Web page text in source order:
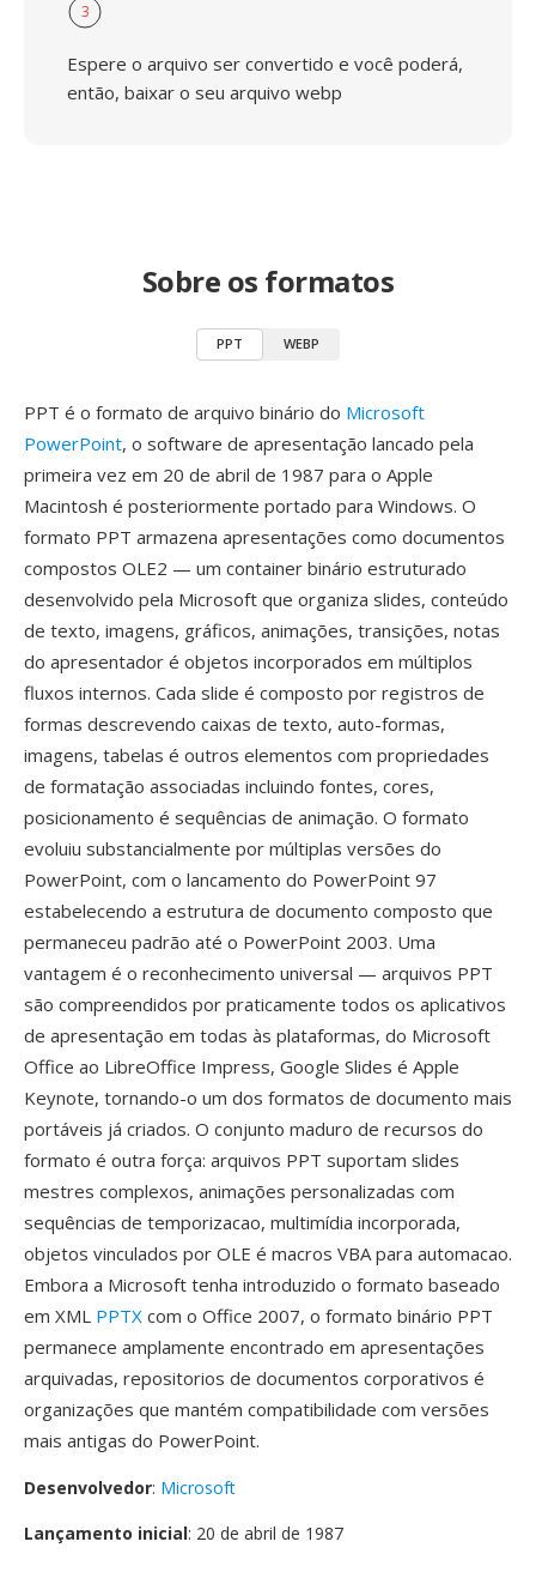
3
Espere o arquivo ser convertido e você poderá,
então, baixar o seu arquivo webp
Sobre os formatos
PPT WEBP
PPT é o formato de arquivo binário do Microsoft
PowerPoint, o software de apresentação lancado pela
primeira vez em 20 de abril de 1987 para o Apple
Macintosh é posteriormente portado para Windows. O
formato PPT armazena apresentações como documentos
compostos OLE2 — um container binário estruturado
desenvolvido pela Microsoft que organiza slides, conteúdo
de texto, imagens, gráficos, animações, transições, notas
do apresentador é objetos incorporados em múltiplos
fluxos internos. Cada slide é composto por registros de
formas descrevendo caixas de texto, auto-formas,
imagens, tabelas é outros elementos com propriedades
de formatação associadas incluindo fontes, cores,
posicionamento é sequências de animação. O formato
evoluiu substancialmente por múltiplas versões do
PowerPoint, com o lancamento do PowerPoint 97
estabelecendo a estrutura de documento composto que
permaneceu padrão até o PowerPoint 2003. Uma
vantagem é o reconhecimento universal — arquivos PPT
são compreendidos por praticamente todos os aplicativos
de apresentação em todas às plataformas, do Microsoft
Office ao LibreOffice Impress, Google Slides é Apple
Keynote, tornando-o um dos formatos de documento mais
portáveis já criados. O conjunto maduro de recursos do
formato é outra força: arquivos PPT suportam slides
mestres complexos, animações personalizadas com
sequências de temporizacao, multimídia incorporada,
objetos vinculados por OLE é macros VBA para automacao.
Embora a Microsoft tenha introduzido o formato baseado
em XML PPTX com o Office 2007, o formato binário PPT
permanece amplamente encontrado em apresentações
arquivadas, repositorios de documentos corporativos é
organizações que mantém compatibilidade com versões
mais antigas do PowerPoint.
Desenvolvedor: Microsoft
Lançamento inicial: 20 de abril de 1987